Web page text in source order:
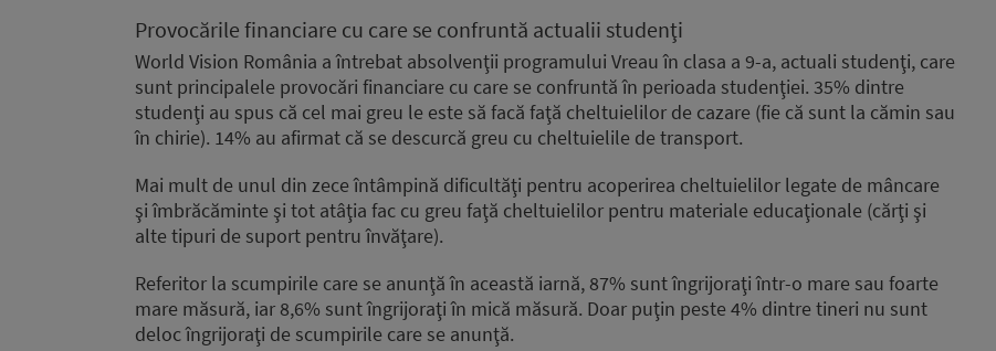
Provocările financiare cu care se confruntă actualii studenţi
World Vision România a întrebat absolvenţii programului Vreau în clasa a 9-a, actuali studenţi, care
sunt principalele provocări financiare cu care se confruntă în perioada studenţiei. 35% dintre
studenţi au spus că cel mai greu le este să facă faţă cheltuielilor de cazare (fie că sunt la cămin sau
în chirie). 14% au afirmat că se descurcă greu cu cheltuielile de transport.
Mai mult de unul din zece întâmpină dificultăţi pentru acoperirea cheltuielilor legate de mâncare
şi îmbrăcăminte şi tot atâţia fac cu greu faţă cheltuielilor pentru materiale educaţionale (cărţi şi
alte tipuri de suport pentru învăţare).
Referitor la scumpirile care se anunţă în această iarnă, 87% sunt îngrijoraţi într-o mare sau foarte
mare măsură, iar 8,6% sunt îngrijoraţi în mică măsură. Doar puţin peste 4% dintre tineri nu sunt
deloc îngrijoraţi de scumpirile care se anunţă.